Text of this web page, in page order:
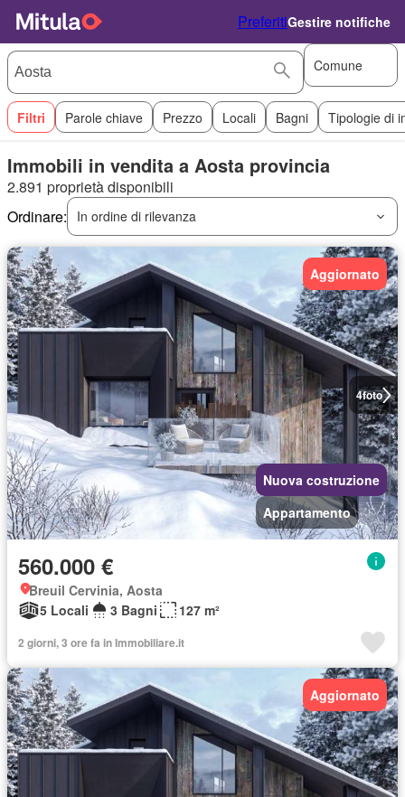
PreferitiGestire notifiche
Comune
Filtri Parole chiave Prezzo Locali Bagni Tipologie di
Immobili in vendita a Aosta provincia
2.891 proprietà disponibili
Ordinare:
In ordine di rilevanza
4foto
Aggiornato
Nuova costruzione
Appartamento
560.000 €
Breuil Cervinia, Aosta
5 Locali
3 Bagni 127 m²
2 giorni, 3 ore fa in Immobiliare.it
Aggiornato